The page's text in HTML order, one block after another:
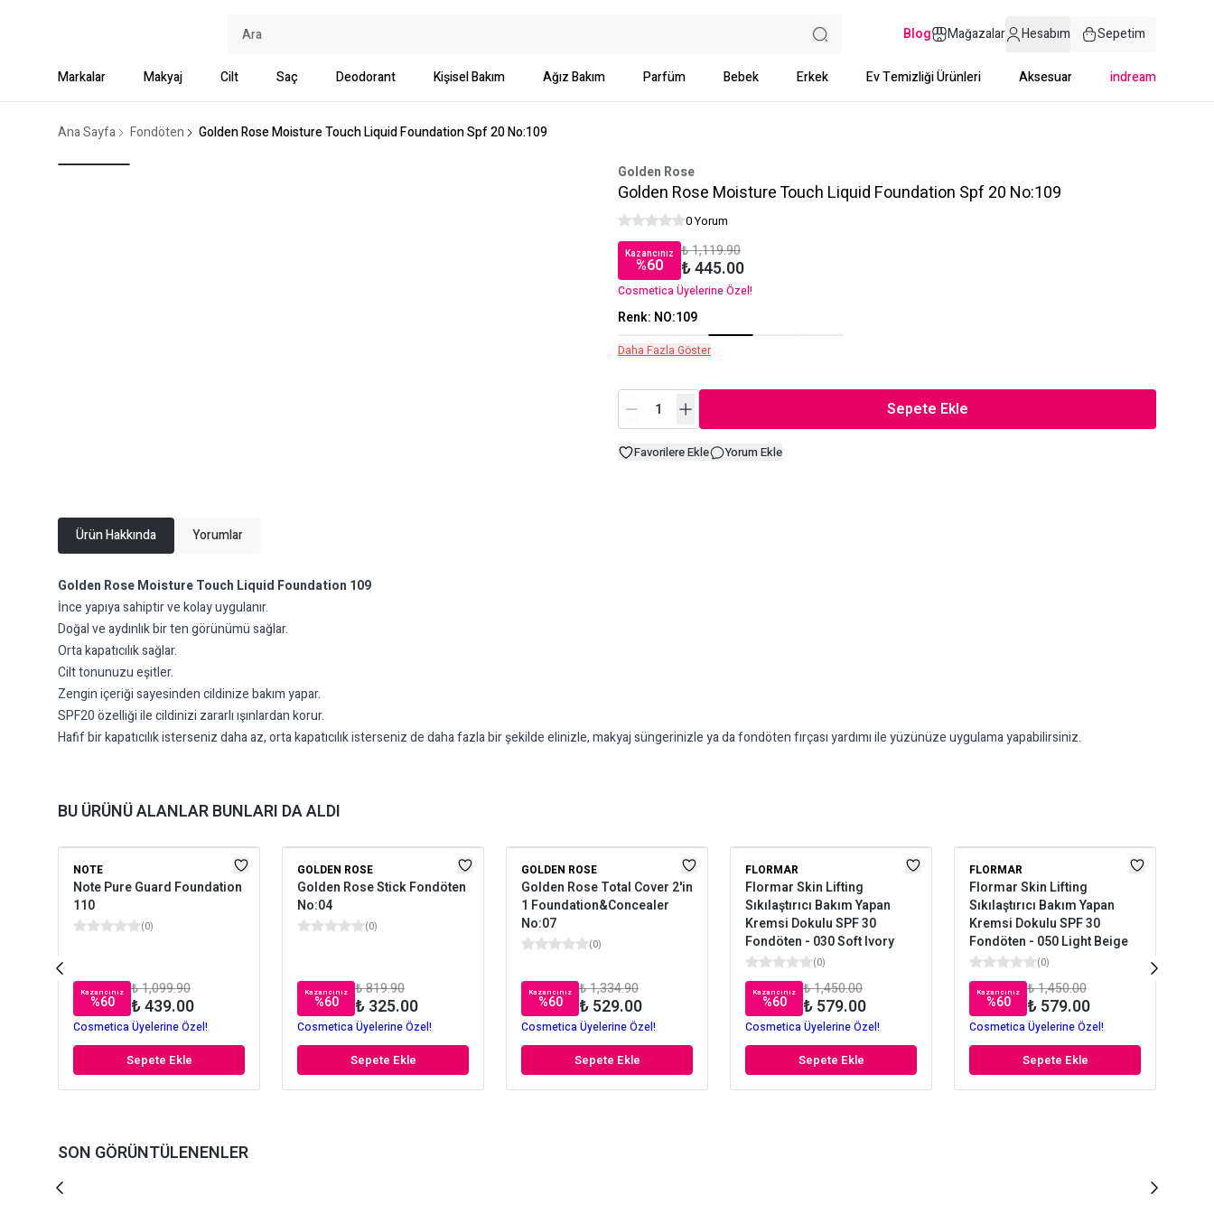
Blog Mağazalar Hesabım Sepetim
Markalar Makyaj Cilt Saç Deodorant Kişisel Bakım Ağız Bakım Parfüm Bebek Erkek Ev Temizliği Ürünleri Aksesuar indream
Ana Sayfa Fondöten Golden Rose Moisture Touch Liquid Foundation Spf 20 No:109
Golden Rose
Golden Rose Moisture Touch Liquid Foundation Spf 20 No:109
0 Yorum
Kazancınız
%60
₺ 1,119.90
₺ 445.00
Cosmetica Üyelerine Özel!
Renk: NO:109
Daha Fazla Göster
Sepete Ekle
Favorilere Ekle Yorum Ekle
Ürün Hakkında Yorumlar
Golden Rose Moisture Touch Liquid Foundation 109
İnce yapıya sahiptir ve kolay uygulanır.
Doğal ve aydınlık bir ten görünümü sağlar.
Orta kapatıcılık sağlar.
Cilt tonunuzu eşitler.
Zengin içeriği sayesinden cildinize bakım yapar.
SPF20 özelliği ile cildinizi zararlı ışınlardan korur.
Hafif bir kapatıcılık isterseniz daha az, orta kapatıcılık isterseniz de daha fazla bir şekilde elinizle, makyaj süngerinizle ya da fondöten fırçası yardımı ile yüzünüze uygulama yapabilirsiniz.
BU ÜRÜNÜ ALANLAR BUNLARI DA ALDI
NOTE
Note Pure Guard Foundation
110
(0)
Kazancınız
%60
₺ 1,099.90
₺ 439.00
Cosmetica Üyelerine Özel!
Sepete Ekle
GOLDEN ROSE
Golden Rose Stick Fondöten
No:04
(0)
Kazancınız
%60
₺ 819.90
₺ 325.00
Cosmetica Üyelerine Özel!
Sepete Ekle
GOLDEN ROSE
Golden Rose Total Cover 2'in
1 Foundation&Concealer
No:07
(0)
Kazancınız
%60
₺ 1,334.90
₺ 529.00
Cosmetica Üyelerine Özel!
Sepete Ekle
FLORMAR
Flormar Skin Lifting
Sıkılaştırıcı Bakım Yapan
Kremsi Dokulu SPF 30
Fondöten - 030 Soft Ivory
(0)
Kazancınız
%60
₺ 1,450.00
₺ 579.00
Cosmetica Üyelerine Özel!
Sepete Ekle
FLORMAR
Flormar Skin Lifting
Sıkılaştırıcı Bakım Yapan
Kremsi Dokulu SPF 30
Fondöten - 050 Light Beige
(0)
Kazancınız
%60
₺ 1,450.00
₺ 579.00
Cosmetica Üyelerine Özel!
Sepete Ekle
SON GÖRÜNTÜLENENLER